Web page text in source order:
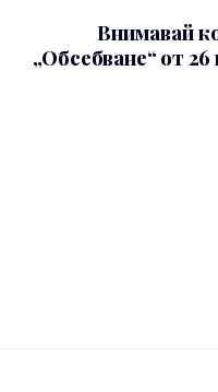
Внимавай
„Обсебване“ от